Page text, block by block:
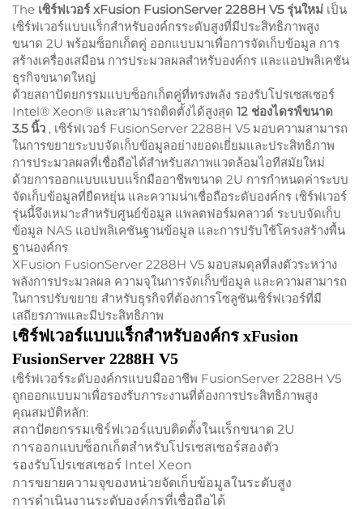
The เซิร์ฟเวอร์ xFusion FusionServer 2288H V5 รุ่นใหม่ เป็น
เซิร์ฟเวอร์แบบแร็กสำหรับองค์กรระดับสูงที่มีประสิทธิภาพสูง
ขนาด 2U พร้อมซ็อกเก็ตคู่ ออกแบบมาเพื่อการจัดเก็บข้อมูล การ
สร้างเครื่องเสมือน การประมวลผลสำหรับองค์กร และแอปพลิเคชัน
ธุรกิจขนาดใหญ่
ด้วยสถาปัตยกรรมแบบซ็อกเก็ตคู่ที่ทรงพลัง รองรับโปรเซสเซอร์
Intel® Xeon® และสามารถติดตั้งได้สูงสุด 12 ช่องไดรฟ์ขนาด
3.5 นิ้ว , เซิร์ฟเวอร์ FusionServer 2288H V5 มอบความสามารถ
ในการขยายระบบจัดเก็บข้อมูลอย่างยอดเยี่ยมและประสิทธิภาพ
การประมวลผลที่เชื่อถือได้สำหรับสภาพแวดล้อมไอทีสมัยใหม่
ด้วยการออกแบบแบบแร็กมืออาชีพขนาด 2U การกำหนดค่าระบบ
จัดเก็บข้อมูลที่ยืดหยุ่น และความน่าเชื่อถือระดับองค์กร เซิร์ฟเวอร์
รุ่นนี้จึงเหมาะสำหรับศูนย์ข้อมูล แพลตฟอร์มคลาวด์ ระบบจัดเก็บ
ข้อมูล NAS แอปพลิเคชันฐานข้อมูล และการปรับใช้โครงสร้างพื้น
ฐานองค์กร
XFusion FusionServer 2288H V5 มอบสมดุลที่ลงตัวระหว่าง
พลังการประมวลผล ความจุในการจัดเก็บข้อมูล และความสามารถ
ในการปรับขยาย สำหรับธุรกิจที่ต้องการโซลูชันเซิร์ฟเวอร์ที่มี
เสถียรภาพและมีประสิทธิภาพ
เซิร์ฟเวอร์แบบแร็กสำหรับองค์กร xFusion
FusionServer 2288H V5
เซิร์ฟเวอร์ระดับองค์กรแบบมืออาชีพ FusionServer 2288H V5
ถูกออกแบบมาเพื่อรองรับภาระงานที่ต้องการประสิทธิภาพสูง
คุณสมบัติหลัก:
สถาปัตยกรรมเซิร์ฟเวอร์แบบติดตั้งในแร็กขนาด 2U
การออกแบบซ็อกเก็ตสำหรับโปรเซสเซอร์สองตัว
รองรับโปรเซสเซอร์ Intel Xeon
การขยายความจุของหน่วยจัดเก็บข้อมูลในระดับสูง
การดำเนินงานระดับองค์กรที่เชื่อถือได้